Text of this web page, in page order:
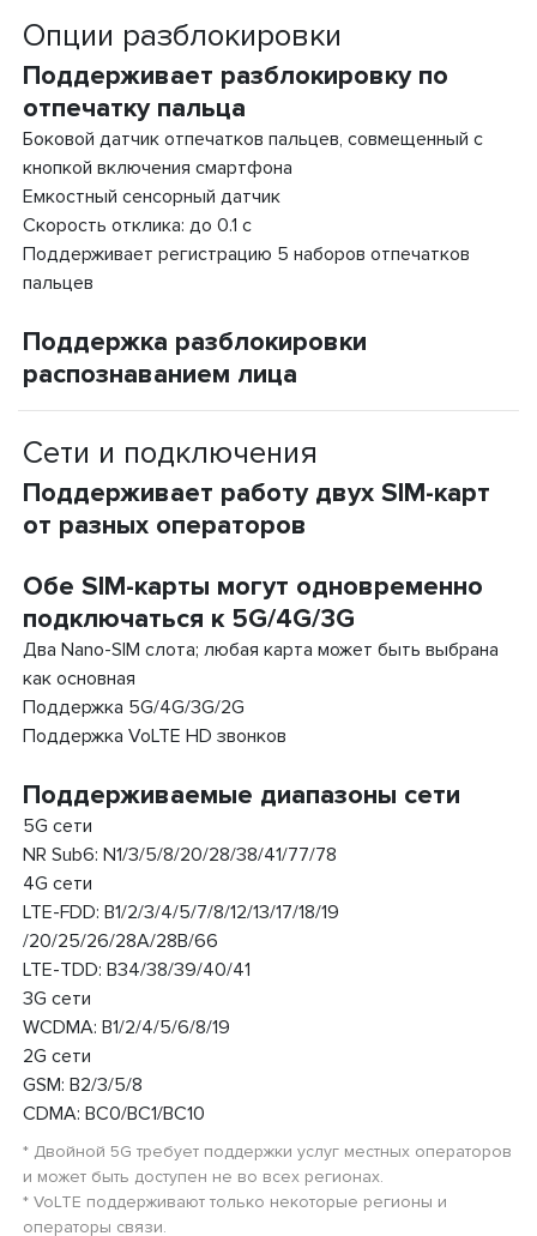
Опции разблокировки
Поддерживает разблокировку по
отпечатку пальца
Боковой датчик отпечатков пальцев, совмещенный с
кнопкой включения смартфона
Емкостный сенсорный датчик
Скорость отклика: до 0.1 с
Поддерживает регистрацию 5 наборов отпечатков
пальцев
Поддержка разблокировки
распознаванием лица
Сети и подключения
Поддерживает работу двух SIM-карт
от разных операторов
Обе SIM-карты могут одновременно
подключаться к 5G/4G/3G
Два Nano-SIM слота; любая карта может быть выбрана
как основная
Поддержка 5G/4G/3G/2G
Поддержка VoLTE HD звонков
Поддерживаемые диапазоны сети
5G сети
NR Sub6: N1/3/5/8/20/28/38/41/77/78
4G сети
LTE-FDD: B1/2/3/4/5/7/8/12/13/17/18/19
/20/25/26/28A/28B/66
LTE-TDD: B34/38/39/40/41
3G сети
WCDMA: B1/2/4/5/6/8/19
2G сети
GSM: B2/3/5/8
CDMA: BC0/BC1/BC10
* Двойной 5G требует поддержки услуг местных операторов
и может быть доступен не во всех регионах.
* VoLTE поддерживают только некоторые регионы и
операторы связи.